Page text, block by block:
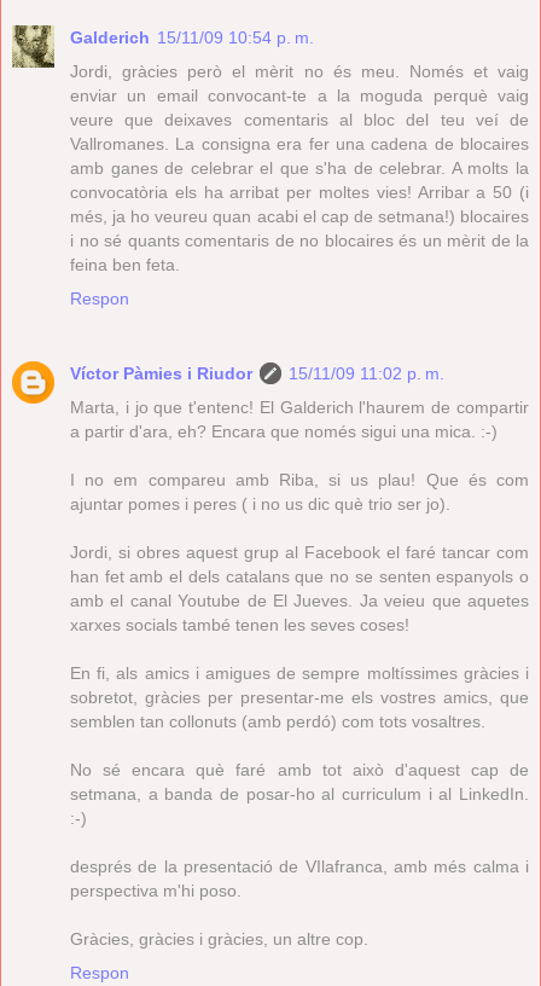
Galderich 15/11/09 10:54 p. m.
Jordi, gràcies però el mèrit no és meu. Només et vaig
enviar un email convocant-te a la moguda perquè vaig
veure que deixaves comentaris al bloc del teu veí de
Vallromanes. La consigna era fer una cadena de blocaires
amb ganes de celebrar el que s'ha de celebrar. A molts la
convocatòria els ha arribat per moltes vies! Arribar a 50 (i
més, ja ho veureu quan acabi el cap de setmana!) blocaires
i no sé quants comentaris de no blocaires és un mèrit de la
feina ben feta.
Respon
Víctor Pàmies i Riudor
15/11/09 11:02 p. m.
Marta, i jo que t'entenc! El Galderich l'haurem de compartir
a partir d'ara, eh? Encara que només sigui una mica. :-)
I no em compareu amb Riba, si us plau! Que és com
ajuntar pomes i peres ( i no us dic què trio ser jo).
Jordi, si obres aquest grup al Facebook el faré tancar com
han fet amb el dels catalans que no se senten espanyols o
amb el canal Youtube de El Jueves. Ja veieu que aquetes
xarxes socials també tenen les seves coses!
En fi, als amics i amigues de sempre moltíssimes gràcies i
sobretot, gràcies per presentar-me els vostres amics, que
semblen tan collonuts (amb perdó) com tots vosaltres.
No sé encara què faré amb tot això d'aquest cap de
setmana, a banda de posar-ho al curriculum i al LinkedIn.
:-)
després de la presentació de VIlafranca, amb més calma i
perspectiva m'hi poso.
Gràcies, gràcies i gràcies, un altre cop.
Respon